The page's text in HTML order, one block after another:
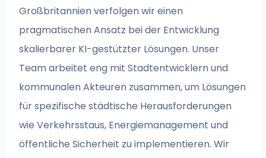
Großbritannien verfolgen wir einen
pragmatischen Ansatz bei der Entwicklung
skalierbarer KI-gestützter Lösungen. Unser
Team arbeitet eng mit Stadtentwicklern und
kommunalen Akteuren zusammen, um Lösungen
für spezifische städtische Herausforderungen
wie Verkehrsstaus, Energiemanagement und
öffentliche Sicherheit zu implementieren. Wir